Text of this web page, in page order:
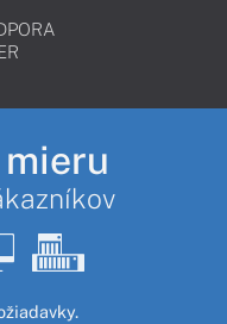
mieru